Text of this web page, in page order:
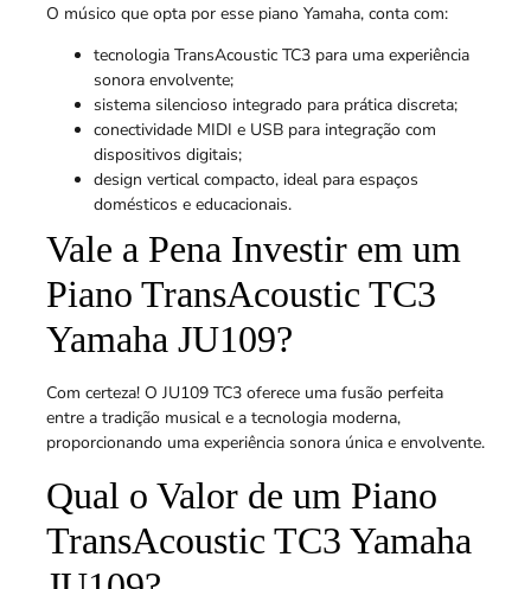
O músico que opta por esse piano Yamaha, conta com:
tecnologia TransAcoustic TC3 para uma experiência
sonora envolvente;
sistema silencioso integrado para prática discreta;
conectividade MIDI e USB para integração com
dispositivos digitais;
design vertical compacto, ideal para espaços
domésticos e educacionais.
Vale a Pena Investir em um
Piano TransAcoustic TC3
Yamaha JU109?
Com certeza! O JU109 TC3 oferece uma fusão perfeita
entre a tradição musical e a tecnologia moderna,
proporcionando uma experiência sonora única e envolvente.
Qual o Valor de um Piano
TransAcoustic TC3 Yamaha